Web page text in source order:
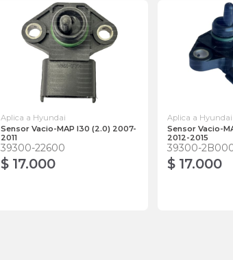
Aplica a Hyundai
Sensor Vacio-MAP I30 (2.0) 2007-
2011
39300-22600
$ 17.000
Aplica a Hyundai
Sensor Vacio-
2012-2015
39300-
$ 17.000